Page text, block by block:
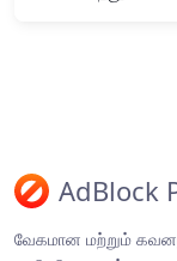
AdBlock
வேகமான மற்றும்